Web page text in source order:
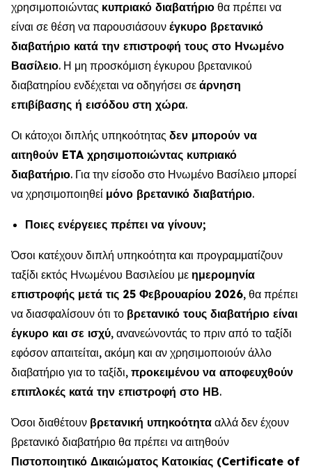
χρησιμοποιώντας κυπριακό διαβατήριο θα πρέπει να
είναι σε θέση να παρουσιάσουν έγκυρο βρετανικό
διαβατήριο κατά την επιστροφή τους στο Ηνωμένο
Βασίλειο. Η μη προσκόμιση έγκυρου βρετανικού
διαβατηρίου ενδέχεται να οδηγήσει σε άρνηση
επιβίβασης ή εισόδου στη χώρα.
Οι κάτοχοι διπλής υπηκοότητας δεν μπορούν να
αιτηθούν ETA χρησιμοποιώντας κυπριακό
διαβατήριο. Για την είσοδο στο Ηνωμένο Βασίλειο μπορεί
να χρησιμοποιηθεί μόνο βρετανικό διαβατήριο.
Ποιες ενέργειες πρέπει να γίνουν;
Όσοι κατέχουν διπλή υπηκοότητα και προγραμματίζουν
ταξίδι εκτός Ηνωμένου Βασιλείου με ημερομηνία
επιστροφής μετά τις 25 Φεβρουαρίου 2026, θα πρέπει
να διασφαλίσουν ότι το βρετανικό τους διαβατήριο είναι
έγκυρο και σε ισχύ, ανανεώνοντάς το πριν από το ταξίδι
εφόσον απαιτείται, ακόμη και αν χρησιμοποιούν άλλο
διαβατήριο για το ταξίδι, προκειμένου να αποφευχθούν
επιπλοκές κατά την επιστροφή στο ΗΒ.
Όσοι διαθέτουν βρετανική υπηκοότητα αλλά δεν έχουν
βρετανικό διαβατήριο θα πρέπει να αιτηθούν
Πιστοποιητικό Δικαιώματος Κατοικίας (Certificate of